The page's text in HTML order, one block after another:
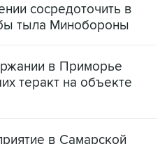
в Приморье
в Самарской